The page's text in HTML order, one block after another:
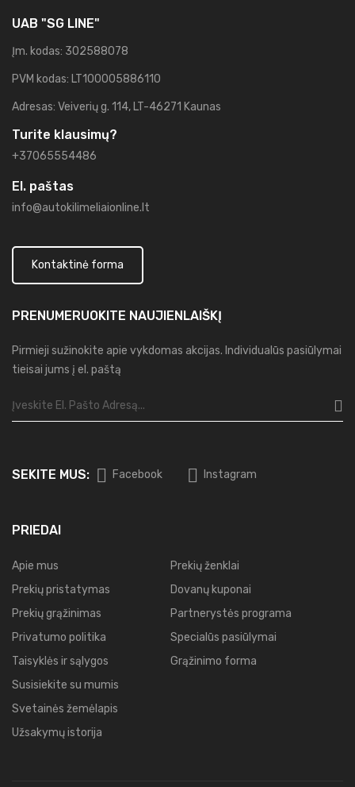
UAB "SG LINE"
Įm. kodas: 302588078
PVM kodas: LT100005886110
Adresas: Veiverių g. 114, LT-46271 Kaunas
Turite klausimų?
+37065554486
El. paštas
info@autokilimeliaionline.lt
Kontaktinė forma
PRENUMERUOKITE NAUJIENLAIŠKĮ
Pirmieji sužinokite apie vykdomas akcijas. Individualūs pasiūlymai
tieisai jums į el. paštą
SEKITE MUS: Facebook Instagram
PRIEDAI
Apie mus
Prekių pristatymas
Prekių grąžinimas
Privatumo politika
Taisyklės ir sąlygos
Susisiekite su mumis
Svetainės žemėlapis
Užsakymų istorija
Prekių ženklai
Dovanų kuponai
Partnerystės programa
Specialūs pasiūlymai
Grąžinimo forma